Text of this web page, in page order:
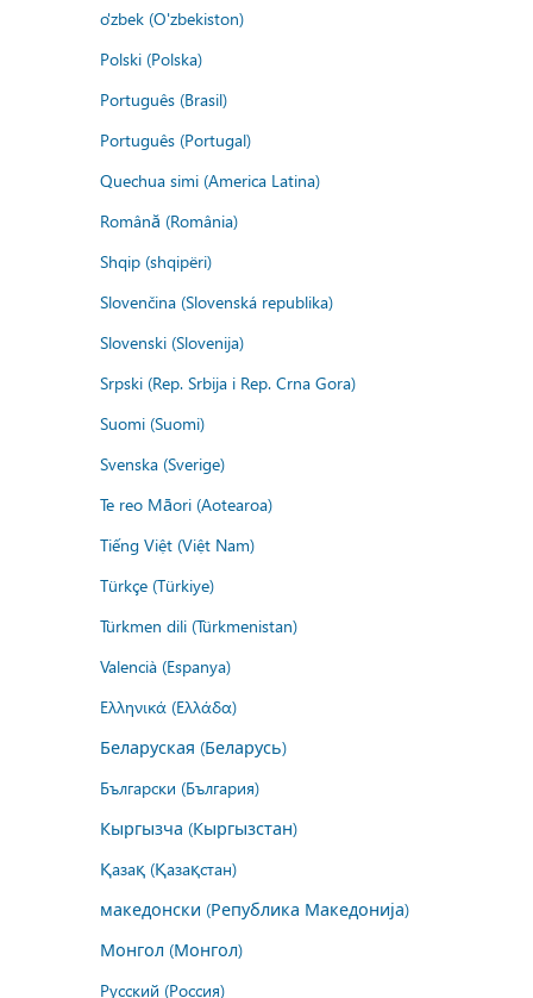
o'zbek (O'zbekiston)
Polski (Polska)
Português (Brasil)
Português (Portugal)
Quechua simi (America Latina)
Română (România)
Shqip (shqipëri)
Slovenčina (Slovenská republika)
Slovenski (Slovenija)
Srpski (Rep. Srbija i Rep. Crna Gora)
Suomi (Suomi)
Svenska (Sverige)
Te reo Māori (Aotearoa)
Tiếng Việt (Việt Nam)
Türkçe (Türkiye)
Türkmen dili (Türkmenistan)
Valencià (Espanya)
Ελληνικά (Ελλάδα)
Беларуская (Беларусь)
Български (България)
Кыргызча (Кыргызстан)
Қазақ (Қазақстан)
македонски (Република Македонија)
Монгол (Монгол)
Русский (Россия)